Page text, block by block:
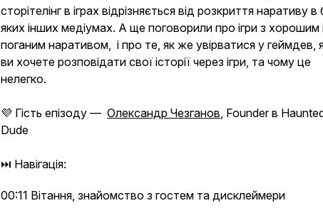
сторітелінг в іграх відрізняється від розкриття наративу
яких інших медіумах. А ще поговорили про ігри з хорошим
поганим наративом, і про те, як же увірватися у геймдев,
ви хочете розповідати свої історії через ігри, та чому це
нелегко.
💜 Гість епізоду — Олександр Чезганов, Founder в
Dude
⏭ Навігація:
00:11 Вітання, знайомство з гостем та дисклеймери